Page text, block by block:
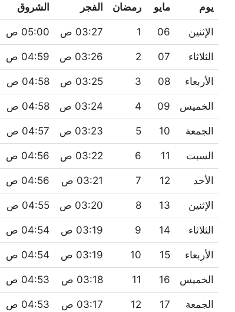
يوم مايو رمضان الفجر الشروق
الإثنين 06
1 03:27 ص 05:00 ص
الثلاثاء 07
2 03:26 ص 04:59 ص
الأربعاء 08
3 03:25 ص 04:58 ص
الخميس 09
4 03:24 ص 04:58 ص
الجمعة 10
5 03:23 ص 04:57 ص
السبت 11
6 03:22 ص 04:56 ص
الأحد 12
7 03:21 ص 04:56 ص
الإثنين 13
8 03:20 ص 04:55 ص
الثلاثاء 14
9 03:19 ص 04:54 ص
الأربعاء 15
10 03:19 ص 04:54 ص
الخميس 16
11 03:18 ص 04:53 ص
الجمعة 17
12 03:17 ص 04:53 ص